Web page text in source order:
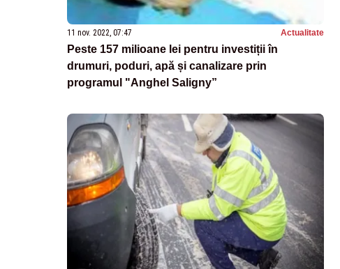
11 nov. 2022, 07:47 Actualitate
Peste 157 milioane lei pentru investiții în
drumuri, poduri, apă și canalizare prin
programul "Anghel Saligny”